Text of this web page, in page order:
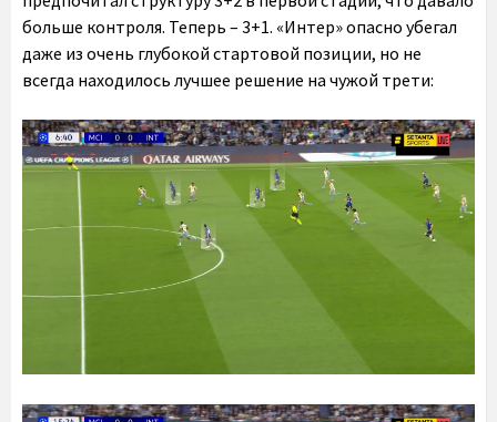
больше контроля. Теперь – 3+1. «Интер» опасно убегал
даже из очень глубокой стартовой позиции, но не
всегда находилось лучшее решение на чужой трети: